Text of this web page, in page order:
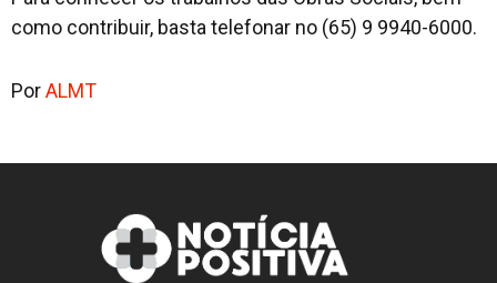
como contribuir, basta telefonar no (65) 9 9940-6000.
PorALMT